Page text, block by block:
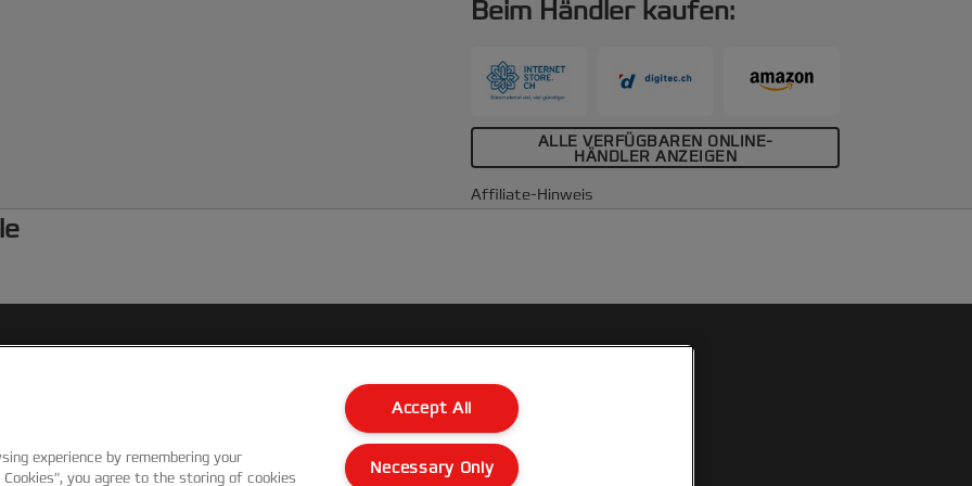
Beim Händler kaufen:
ALLE VERFÜGBAREN ONLINE-
HÄNDLER ANZEIGEN
Affiliate-Hinweis
Garantie Bedingungen
experience by remembering your
you agree to the storing of cookies
Accept All
Necessary Only